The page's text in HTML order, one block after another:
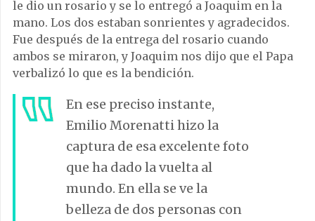
le dio un rosario y se lo entregó a Joaquim en la
mano. Los dos estaban sonrientes y agradecidos.
Fue después de la entrega del rosario cuando
ambos se miraron, y Joaquim nos dijo que el Papa
verbalizó lo que es la bendición.
En ese preciso instante,
Emilio Morenatti hizo la
captura de esa excelente foto
que ha dado la vuelta al
mundo. En ella se ve la
belleza de dos personas con